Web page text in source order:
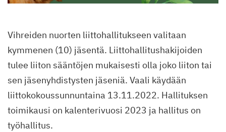
Vihreiden nuorten liittohallitukseen valitaan
kymmenen (10) jäsentä. Liittohallitushakijoiden
tulee liiton sääntöjen mukaisesti olla joko liiton tai
sen jäsenyhdistysten jäseniä. Vaali käydään
liittokokoussunnuntaina 13.11.2022. Hallituksen
toimikausi on kalenterivuosi 2023 ja hallitus on
työhallitus.